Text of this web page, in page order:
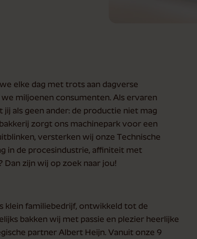
elke dag met trots aan dagverse
miljoenen consumenten. Als ervaren
als geen ander: de productie niet mag
zorgt ons machinepark voor een
versterken wij onze Technische
in de procesindustrie, affiniteit met
Dan zijn wij op zoek naar jou!
klein familiebedrijf, ontwikkeld tot de
bakken wij met passie en plezier heerlijke
partner Albert Heijn. Vanuit onze 9